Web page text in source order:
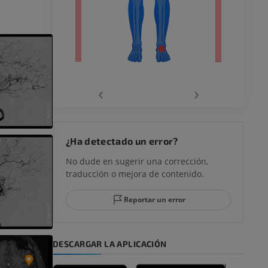
retropié
‹ ›
¿Ha detectado un error?
No dude en sugerir una corrección,
traducción o mejora de contenido.
Reportar un error
DESCARGAR LA APLICACIÓN